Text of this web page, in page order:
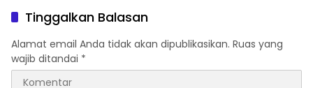
Tinggalkan Balasan
Alamat email Anda tidak akan dipublikasikan. Ruas yang
wajib ditandai *